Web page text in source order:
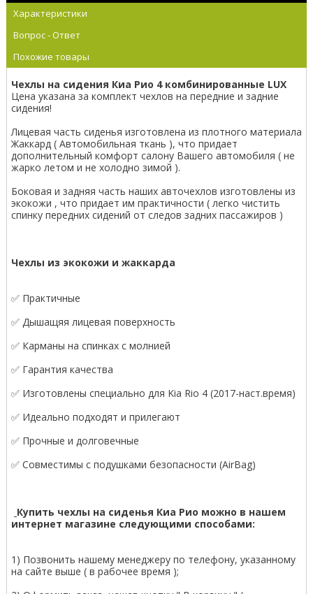
Характеристики
Вопрос - Ответ
Похожие товары
Чехлы на сидения Киа Рио 4 комбинированные LUX
Цена указана за комплект чехлов на передние и задние
сидения!
Лицевая часть сиденья изготовлена из плотного материала
Жаккард ( Автомобильная ткань ), что придает
дополнительный комфорт салону Вашего автомобиля ( не
жарко летом и не холодно зимой ).
Боковая и задняя часть наших авточехлов изготовлены из
экокожи , что придает им практичности ( легко чистить
спинку передних сидений от следов задних пассажиров )
Чехлы из экокожи и жаккарда
✅ Практичные
✅ Дышащяя лицевая поверхность
✅ Карманы на спинках с молнией
✅ Гарантия качества
✅ Изготовлены специально для Kia Rio 4 (2017-наст.время)
✅ Идеально подходят и прилегают
✅ Прочные и долговечные
✅ Совместимы с подушками безопасности (AirBag)
Купить чехлы на сиденья Киа Рио можно в нашем
интернет магазине следующими способами:
1) Позвонить нашему менеджеру по телефону, указанному
на сайте выше ( в рабочее время );